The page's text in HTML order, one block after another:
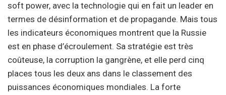
soft power, avec la technologie qui en fait un leader en
termes de désinformation et de propagande. Mais tous
les indicateurs économiques montrent que la Russie
est en phase d’écroulement. Sa stratégie est très
coûteuse, la corruption la gangrène, et elle perd cinq
places tous les deux ans dans le classement des
puissances économiques mondiales. La forte